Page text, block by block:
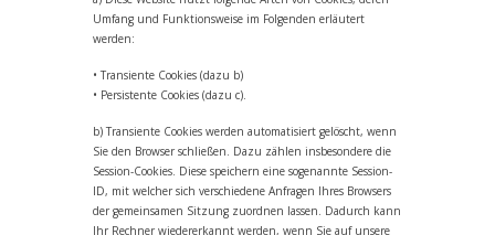
Umfang und Funktionsweise im Folgenden erläutert
werden:
• Transiente Cookies (dazu b)
• Persistente Cookies (dazu c).
b) Transiente Cookies werden automatisiert gelöscht, wenn
Sie den Browser schließen. Dazu zählen insbesondere die
Session-Cookies. Diese speichern eine sogenannte Session-
ID, mit welcher sich verschiedene Anfragen Ihres Browsers
der gemeinsamen Sitzung zuordnen lassen. Dadurch kann
Ihr Rechner wiedererkannt werden, wenn Sie auf unsere